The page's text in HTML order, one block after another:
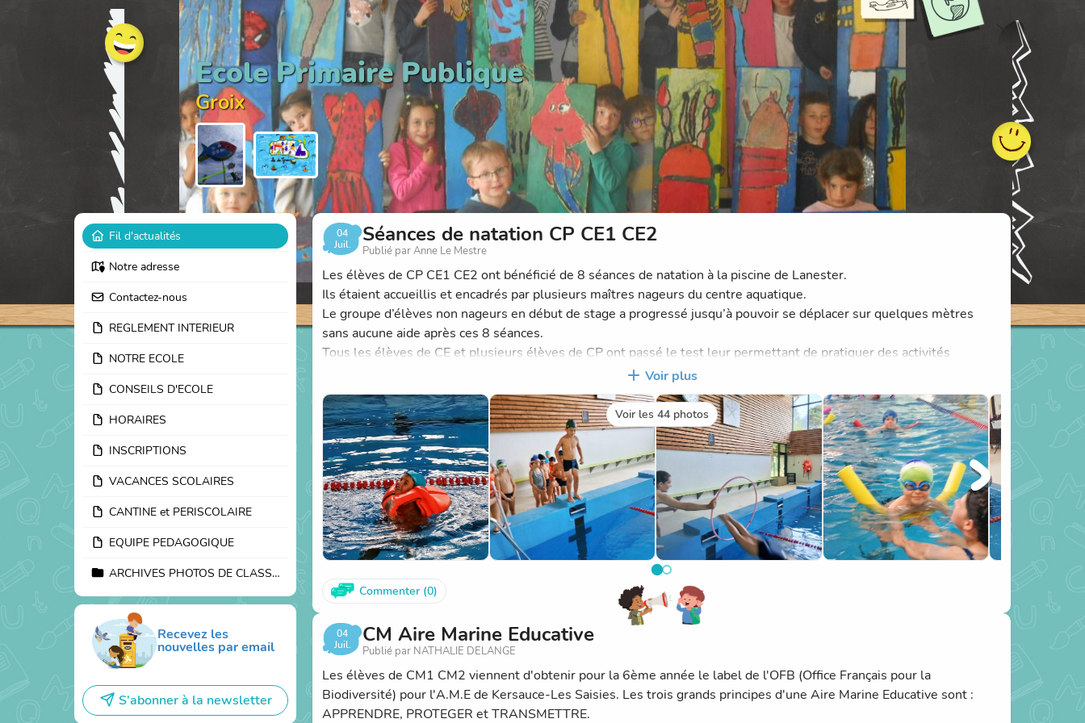
Ecole Primaire Publique
Groix
Fil d'actualités
Notre adresse
Contactez-nous
REGLEMENT INTERIEUR
NOTRE ECOLE
CONSEILS D'ECOLE
HORAIRES
INSCRIPTIONS
VACANCES SCOLAIRES
CANTINE et PERISCOLAIRE
EQUIPE PEDAGOGIQUE
ARCHIVES PHOTOS DE CLASSES
Recevez les
nouvelles par email
S'abonner à la newsletter
04
Juil.
Séances de natation CP CE1 CE2
Publié par Anne Le Mestre
Les élèves de CP CE1 CE2 ont bénéficié de 8 séances de natation à la piscine de Lanester.
Ils étaient accueillis et encadrés par plusieurs maîtres nageurs du centre aquatique.
Le groupe d’élèves non nageurs en début de stage a progressé jusqu’à pouvoir se déplacer sur quelques mètres
sans aucune aide après ces 8 séances.
Tous les élèves de CE et plusieurs élèves de CP ont passé le test leur permettant de pratiquer des activités
nautiques pendant les vacances ou à l’école en CM1/CM2.Voir plus
Voir les 44 photos
Commenter (0)
04
Juil.
CM Aire Marine Educative
Publié par NATHALIE DELANGE
Les élèves de CM1 CM2 viennent d'obtenir pour la 6ème année le label de l'OFB (Office Français pour la
Biodiversité) pour l'A.M.E de Kersauce-Les Saisies. Les trois grands principes d'une Aire Marine Educative sont :
APPRENDRE, PROTEGER et TRANSMETTRE.